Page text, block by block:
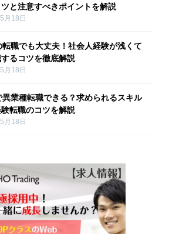
と注意すべきポイントを解説
月18日
転職でも大丈夫！社会人経験が浅くて
するコツを徹底解説
月18日
異業種転職できる？求められるスキル
転職のコツを解説
月18日